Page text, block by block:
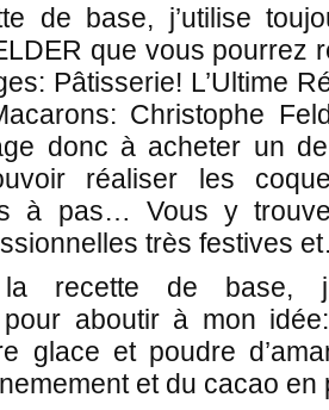
de base, j’utilise
que vous pourrez
Pâtisserie! L’Ultime
Christophe
donc à acheter un
réaliser les
à pas… Vous y
très festives
recette de base,
pour aboutir à mon
glace et poudre
et du cacao en